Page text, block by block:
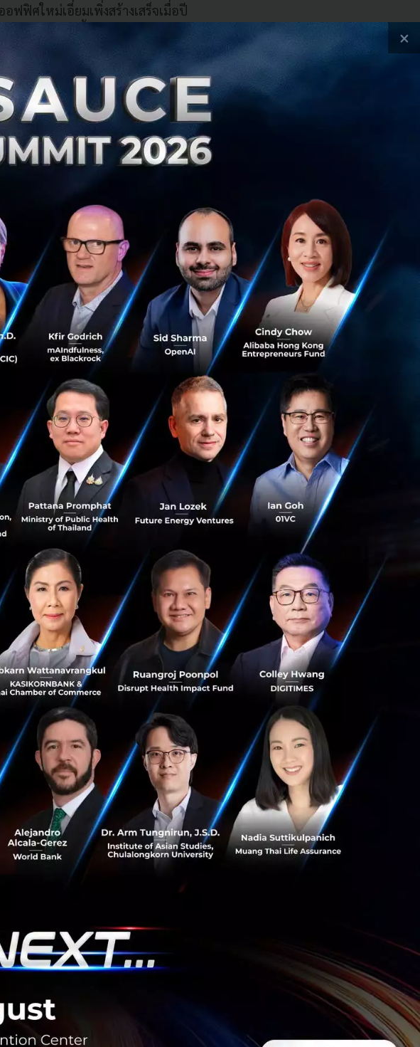
ฟฟิศใหม่เอี่ยมเพิ่งสร้างเสร็จเมื่อปี
ษัทเทคโนโลยีชั้นนำในสิงคโปร์
งสถานที่ทำงาน บริเวณ Lobby เป็น
อนรับแขกที่มาเยือนด้วยป้าย Google
นในจะเห็นโถงโล่ง สำหรับจัดงาน
า 2000 คนได้ จึงมีมุมพักผ่อน เช่น
านที่ที่ช่วยกระตุ้นความคิดสร้างสรรค์
Thailand, Google Asia Pacific พา
ารถนั่งทำงานตรงไหนก็ได้ในออฟฟิศ
ยอะไปหมด ทั้งห้องพูล ฟิตเนส สปา
นสำคัญ
×